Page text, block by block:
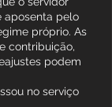
aposenta pelo
próprio. As
contribuição,
podem
no serviço